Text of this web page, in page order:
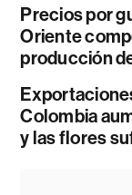
Precios por
Oriente
producción
Colombia
y las flores